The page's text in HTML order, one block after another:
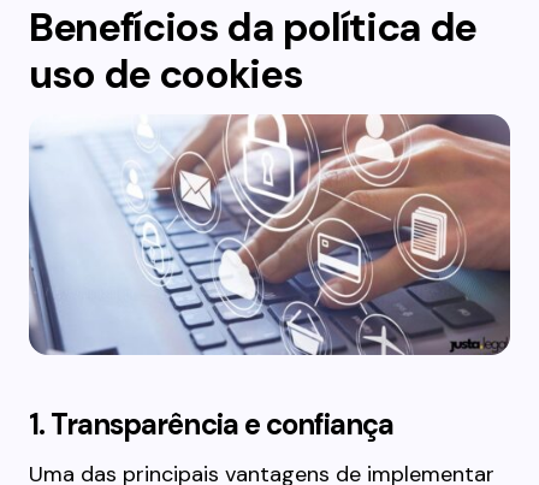
Benefícios da política de
uso de cookies
1. Transparência e confiança
Uma das principais vantagens de implementar